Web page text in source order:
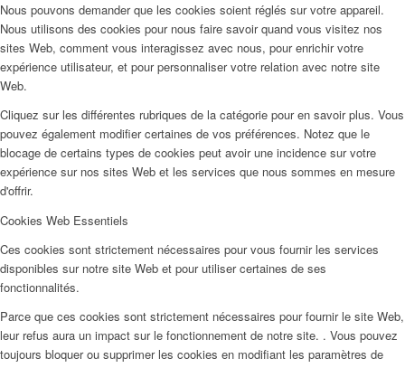
Nous pouvons demander que les cookies soient réglés sur votre appareil.
Nous utilisons des cookies pour nous faire savoir quand vous visitez nos
sites Web, comment vous interagissez avec nous, pour enrichir votre
expérience utilisateur, et pour personnaliser votre relation avec notre site
Web.
Cliquez sur les différentes rubriques de la catégorie pour en savoir plus. Vous
pouvez également modifier certaines de vos préférences. Notez que le
blocage de certains types de cookies peut avoir une incidence sur votre
expérience sur nos sites Web et les services que nous sommes en mesure
d'offrir.
Cookies Web Essentiels
Ces cookies sont strictement nécessaires pour vous fournir les services
disponibles sur notre site Web et pour utiliser certaines de ses
fonctionnalités.
Parce que ces cookies sont strictement nécessaires pour fournir le site Web,
leur refus aura un impact sur le fonctionnement de notre site. . Vous pouvez
toujours bloquer ou supprimer les cookies en modifiant les paramètres de